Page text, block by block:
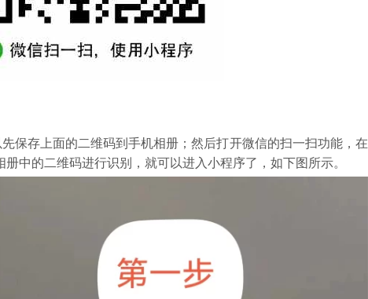
保存上面的二维码到手机相册；然后打开微信的扫一扫功能，在
册中的二维码进行识别，就可以进入小程序了，如下图所示。